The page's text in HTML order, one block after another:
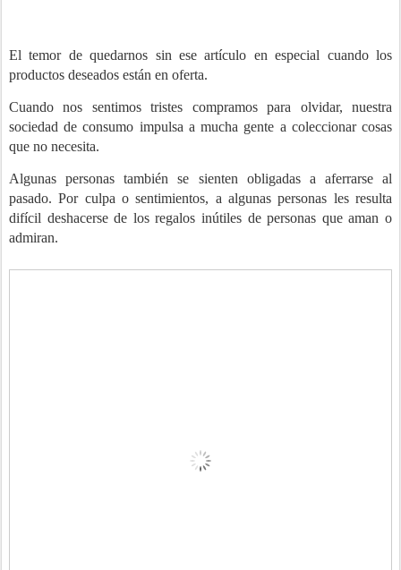
El temor de quedarnos sin ese artículo en especial cuando los
productos deseados están en oferta.
Cuando nos sentimos tristes compramos para olvidar, nuestra
sociedad de consumo impulsa a mucha gente a coleccionar cosas
que no necesita.
Algunas personas también se sienten obligadas a aferrarse al
pasado. Por culpa o sentimientos, a algunas personas les resulta
difícil deshacerse de los regalos inútiles de personas que aman o
admiran.